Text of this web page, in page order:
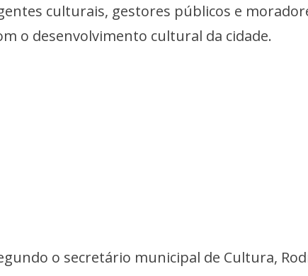
culturais, gestores públicos e
o desenvolvimento cultural da cidade.
o secretário municipal de Cultura,